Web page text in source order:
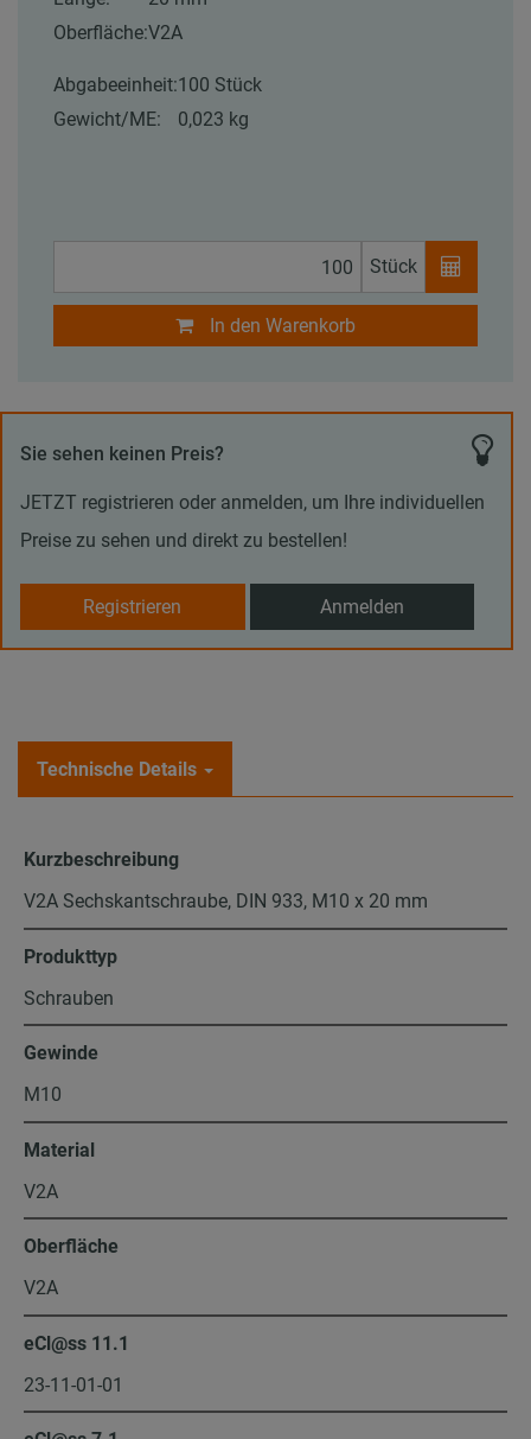
Oberfläche:V2A
Abgabeeinheit:100 Stück
Gewicht/ME:
0,023 kg
Stück
In den Warenkorb
Sie sehen keinen Preis?
JETZT registrieren oder anmelden, um Ihre individuellen
Preise zu sehen und direkt zu bestellen!
Registrieren Anmelden
Technische Details
Kurzbeschreibung
V2A Sechskantschraube, DIN 933, M10 x 20 mm
Produkttyp
Schrauben
Gewinde
M10
Material
V2A
Oberfläche
V2A
eCl@ss 11.1
23-11-01-01